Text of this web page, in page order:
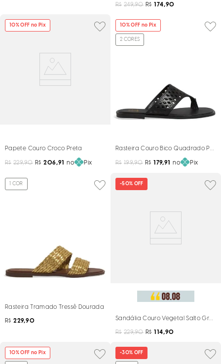
R$ 249,90 R$ 174,90
10% OFF no Pix
Papete Couro Croco Preta
R$ 229,90 R$ 206,91 no Pix
10% OFF no Pix
2 CORES
Rasteira Couro Bico Quadrado
R$ 199,90 R$ 179,91 no Pix
COR
Rasteira Tramado Tressê Dourada
R$ 229,90
-50% OFF
Sandália Couro Vegetal Salto
R$ 229,90 R$ 114,90
10% OFF no Pix -30% OFF